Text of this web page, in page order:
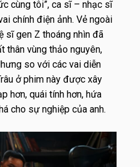
cùng tôi”, ca sĩ – nhạc sĩ
chính điện ảnh. Vẻ ngoài
sĩ gen Z thoáng nhìn đã
thân vùng thảo nguyên,
so với các vai diễn
ở phim này được xây
hơn, quái tính hơn, hứa
cho sự nghiệp của anh.